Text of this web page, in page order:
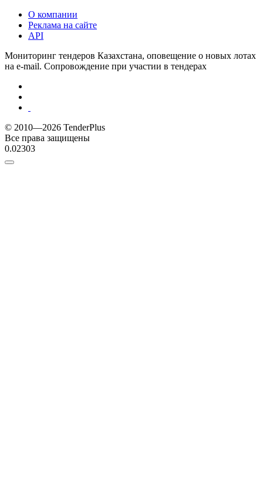
О компании
Реклама на сайте
API
Мониторинг тендеров Казахстана, оповещение о новых лотах
на e-mail. Сопровождение при участии в тендерах
© 2010—2026 TenderPlus
Все права защищены
0.02303